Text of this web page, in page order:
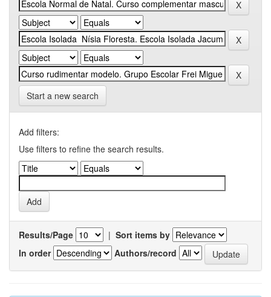
Start a new search
Add filters:
Use filters to refine the search results.
Results/Page | Sort items by
In order
Authors/record